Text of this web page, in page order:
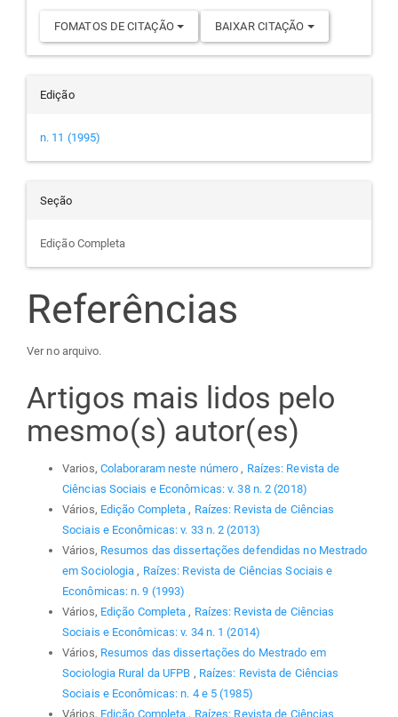
FOMATOS DE CITAÇÃO BAIXAR CITAÇÃO
Edição
n. 11 (1995)
Seção
Edição Completa
Referências
Ver no arquivo.
Artigos mais lidos pelo
mesmo(s) autor(es)
Varios, Colaboraram neste número , Raízes: Revista de
Ciências Sociais e Econômicas: v. 38 n. 2 (2018)
Vários, Edição Completa , Raízes: Revista de Ciências
Sociais e Econômicas: v. 33 n. 2 (2013)
Vários, Resumos das dissertações defendidas no Mestrado
em Sociologia , Raízes: Revista de Ciências Sociais e
Econômicas: n. 9 (1993)
Vários, Edição Completa , Raízes: Revista de Ciências
Sociais e Econômicas: v. 34 n. 1 (2014)
Vários, Resumos das dissertações do Mestrado em
Sociologia Rural da UFPB , Raízes: Revista de Ciências
Sociais e Econômicas: n. 4 e 5 (1985)
Vários, Edição Completa , Raízes: Revista de Ciências